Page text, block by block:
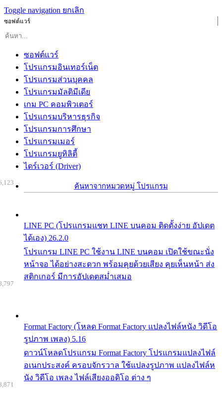
Toggle navigation ยกเลิก
ซอฟต์แวร์
ซอฟต์แวร์
โปรแกรมอินเทอร์เน็ต
โปรแกรมส่วนบุคคล
โปรแกรมมัลติมีเดีย
เกม PC คอมพิวเตอร์
โปรแกรมบริหารธุรกิจ
โปรแกรมการศึกษา
โปรแกรมเมอร์
โปรแกรมยูทิลิตี้
ไดร์เวอร์ (Driver)
ค้นหาจากหมวดหมู่ โปรแกรม
LINE PC (โปรแกรมแชท LINE บนคอม ติดตั้งง่าย อัปเดต
ได้เอง) 26.2.0
โปรแกรม LINE PC ใช้งาน LINE บนคอม เปิดใช้ขณะนั่ง
หน้าจอ ได้อย่างสะดวก พร้อมคุยด้วยเสียง คุยเห็นหน้า ส่ง
สติกเกอร์ มีการอัปเดตสม่ำเสมอ
Format Factory (โหลด Format Factory แปลงไฟล์หนัง วิดีโอ
รูปภาพ เพลง) 5.16
ดาวน์โหลดโปรแกรม Format Factory โปรแกรมแปลงไฟล์
อเนกประสงค์ ครอบจักรวาล ใช้แปลงรูปภาพ แปลงไฟล์ห
นัง วิดีโอ เพลง ไฟล์เสียงออดิโอ ต่าง ๆ